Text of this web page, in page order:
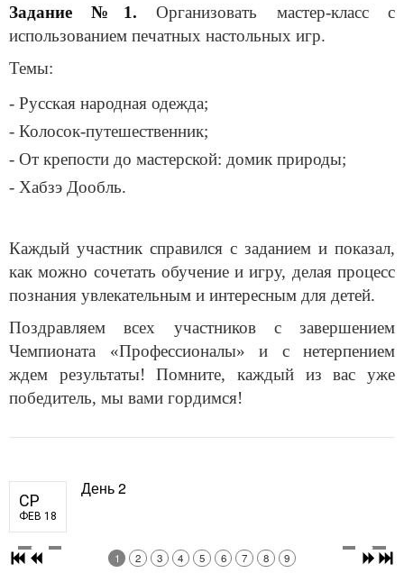
Задание №1. Организовать мастер-класс с
использованием печатных настольных игр.
Темы:
- Русская народная одежда;
- Колосок-путешественник;
- От крепости до мастерской: домик природы;
- Хабзэ Дообль.
Каждый участник справился с заданием и показал,
как можно сочетать обучение и игру, делая процесс
познания увлекательным и интересным для детей.
Поздравляем всех участников с завершением
Чемпионата «Профессионалы» и с нетерпением
ждем результаты! Помните, каждый из вас уже
победитель, мы вами гордимся!
СР
ФЕВ 18
День 2
1 2 3 4 5 6 7 8 9